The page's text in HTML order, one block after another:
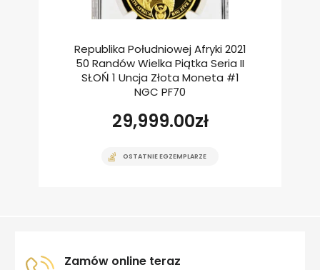
Republika Południowej Afryki 2021
50 Randów Wielka Piątka Seria II
SŁOŃ 1 Uncja Złota Moneta #1
NGC PF70
29,999.00zł
OSTATNIE EGZEMPLARZE
Zamów online teraz